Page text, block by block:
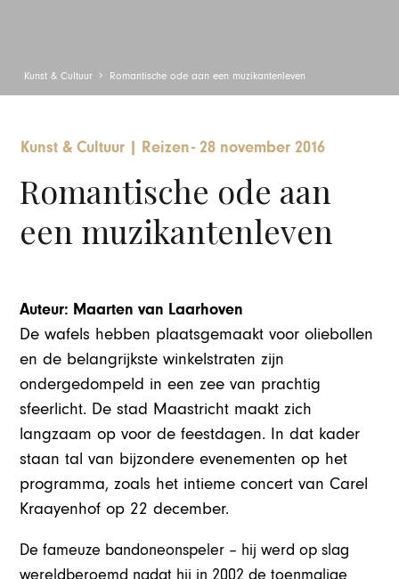
Kunst & Cultuur Romantische ode aan een muzikantenleven
Kunst & Cultuur Reizen-28 november 2016
Romantische ode aan
een muzikantenleven
Auteur: Maarten van Laarhoven
De wafels hebben plaatsgemaakt voor oliebollen
en de belangrijkste winkelstraten zijn
ondergedompeld in een zee van prachtig
sfeerlicht. De stad Maastricht maakt zich
langzaam op voor de feestdagen. In dat kader
staan tal van bijzondere evenementen op het
programma, zoals het intieme concert van Carel
Kraayenhof op 22 december.
De fameuze bandoneonspeler – hij werd op slag